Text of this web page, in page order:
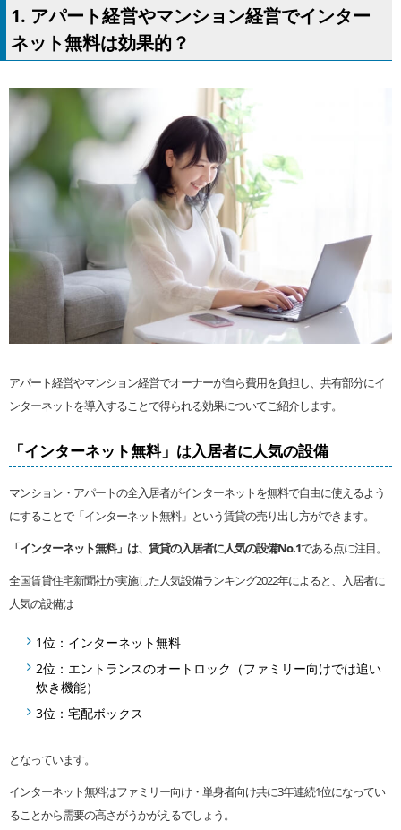
1. アパート経営やマンション経営でインター
ネット無料は効果的？
アパート経営やマンション経営でオーナーが自ら費用を負担し、共有部分にイ
ンターネットを導入することで得られる効果についてご紹介します。
「インターネット無料」は入居者に人気の設備
マンション・アパートの全入居者がインターネットを無料で自由に使えるよう
にすることで「インターネット無料」という賃貸の売り出し方ができます。
「インターネット無料」は、賃貸の入居者に人気の設備No.1である点に注目。
全国賃貸住宅新聞社が実施した人気設備ランキング2022年によると、入居者に
人気の設備は
1位：インターネット無料
2位：エントランスのオートロック（ファミリー向けでは追い
炊き機能）
3位：宅配ボックス
となっています。
インターネット無料はファミリー向け・単身者向け共に3年連続1位になってい
ることから需要の高さがうかがえるでしょう。